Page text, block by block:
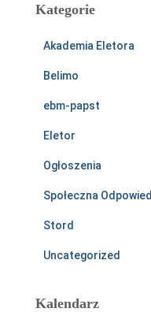
Kategorie
Akademia Eletora
Belimo
ebm-papst
Eletor
Ogłoszenia
Społeczna
Stord
Uncategorized
Kalendarz